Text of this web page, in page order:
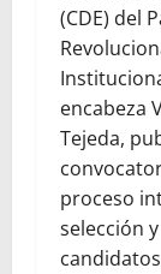
(CDE) del
encabeza
Tejeda,
proceso
selección